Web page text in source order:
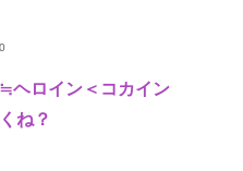
ヘロイン＜コカイン
ね？